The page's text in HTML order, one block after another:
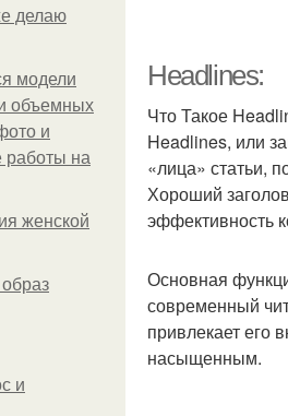
делаю
модели
объемных
и
работы на
женской
и
Headlines:
Что Такое
Headlines, или
«лица» статьи,
Хороший
эффективность
Основная
современный
привлекает его
насыщенным.